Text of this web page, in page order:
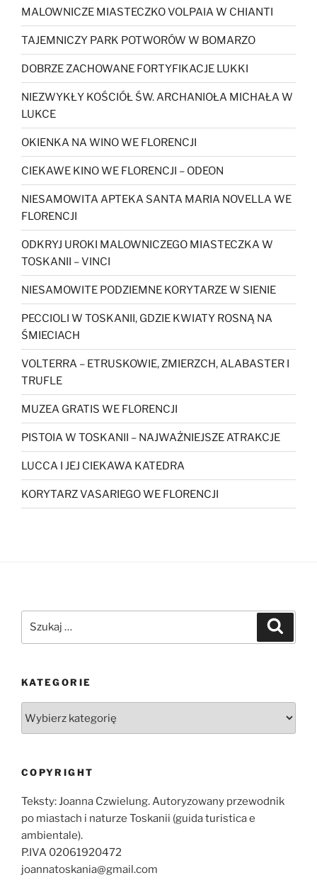
MALOWNICZE MIASTECZKO VOLPAIA W CHIANTI
TAJEMNICZY PARK POTWORÓW W BOMARZO
DOBRZE ZACHOWANE FORTYFIKACJE LUKKI
NIEZWYKŁY KOŚCIÓŁ ŚW. ARCHANIOŁA MICHAŁA W
LUKCE
OKIENKA NA WINO WE FLORENCJI
CIEKAWE KINO WE FLORENCJI – ODEON
NIESAMOWITA APTEKA SANTA MARIA NOVELLA WE
FLORENCJI
ODKRYJ UROKI MALOWNICZEGO MIASTECZKA W
TOSKANII – VINCI
NIESAMOWITE PODZIEMNE KORYTARZE W SIENIE
PECCIOLI W TOSKANII, GDZIE KWIATY ROSNĄ NA
ŚMIECIACH
VOLTERRA – ETRUSKOWIE, ZMIERZCH, ALABASTER I
TRUFLE
MUZEA GRATIS WE FLORENCJI
PISTOIA W TOSKANII – NAJWAŻNIEJSZE ATRAKCJE
LUCCA I JEJ CIEKAWA KATEDRA
KORYTARZ VASARIEGO WE FLORENCJI
KATEGORIE
COPYRIGHT
Teksty: Joanna Czwielung. Autoryzowany przewodnik
po miastach i naturze Toskanii (guida turistica e
ambientale).
P.IVA 02061920472
joannatoskania@gmail.com